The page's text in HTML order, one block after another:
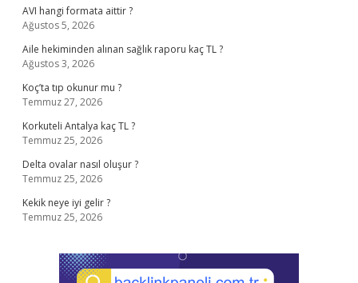
AVI hangi formata aittir ?
Ağustos 5, 2026
Aile hekiminden alınan sağlık raporu kaç TL ?
Ağustos 3, 2026
Koç’ta tıp okunur mu ?
Temmuz 27, 2026
Korkuteli Antalya kaç TL ?
Temmuz 25, 2026
Delta ovalar nasıl oluşur ?
Temmuz 25, 2026
Kekik neye iyi gelir ?
Temmuz 25, 2026